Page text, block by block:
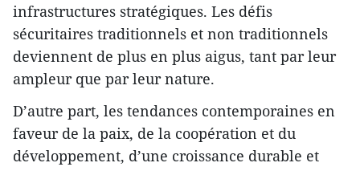
infrastructures stratégiques. Les défis
sécuritaires traditionnels et non traditionnels
deviennent de plus en plus aigus, tant par leur
ampleur que par leur nature.
D’autre part, les tendances contemporaines en
faveur de la paix, de la coopération et du
développement, d’une croissance durable et